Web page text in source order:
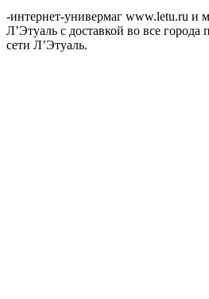
-интернет-универмаг www.letu.ru и
Л’Этуаль с доставкой во все города
сети Л’Этуаль.